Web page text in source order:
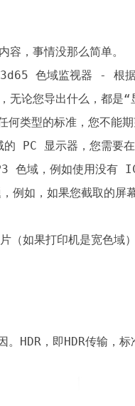
容，事情没那么简单。
色域监视器 - 根据
无论您导出什么，都是
型的标准，您不能期
的 PC 显示器，您需
色域，例如使用没
如，如果您截取的屏
。HDR，即HDR传输